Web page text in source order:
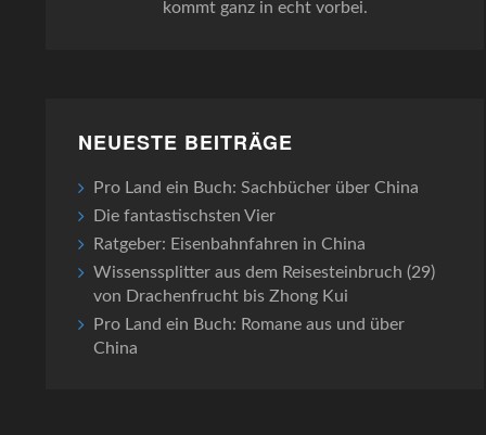
kommt ganz in echt vorbei.
NEUESTE BEITRÄGE
Pro Land ein Buch: Sachbücher über China
Die fantastischsten Vier
Ratgeber: Eisenbahnfahren in China
Wissenssplitter aus dem Reisesteinbruch (29)
von Drachenfrucht bis Zhong Kui
Pro Land ein Buch: Romane aus und über
China